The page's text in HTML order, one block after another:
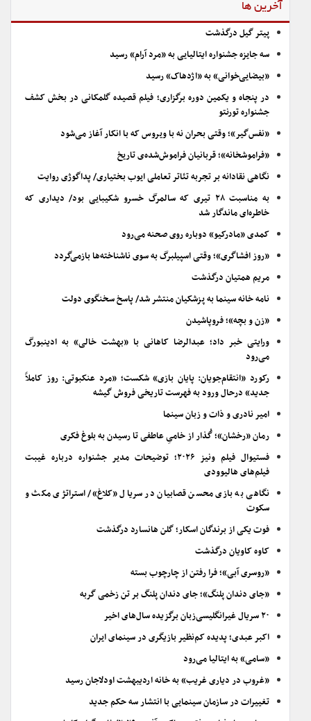
آخرین ها
پیتر گیل درگذشت
سه جایزه جشنواره ایتالیایی به «مرد آرام» رسید
«بیضایی‌خوانی» به «اژدهاک» رسید
در پنجاه و یکمین دوره برگزاری؛ فیلم قصیده گلمکانی در بخش کشف
جشنواره تورنتو
«نفس‌گیر»؛ وقتی بحران نه با ویروس که با انکار آغاز می‌شود
«فراموشخانه»؛ قربانیان فراموش‌شده‌ی تاریخ
نگاهی نقادانه بر تجربه تئاتر تعاملی ایوب بختیاری/ پداگوژی روایت
به مناسبت ۲۸ تیری که سالمرگ خسرو شکیبایی بود/ دیداری که
خاطره‌ای ماندگار شد
کمدی «مادرکیو» دوباره روی صحنه می‌رود
«روز افشاگری»؛ وقتی اسپیلبرگ به سوی ناشناخته‌ها بازمی‌گردد
مریم همتیان درگذشت
نامه خانه سینما به پزشکیان منتشر شد/ پاسخ سخنگوی دولت
«زن و بچه»؛ فروپاشیدن
ورایتی خبر داد؛ عبدالرضا کاهانی با «بهشت خالی» به ادینبورگ
می‌رود
رکورد «انتقام‌جویان: پایان بازی» شکست؛ «مرد عنکبوتی: روز کاملاً
جدید» درحال ورود به فهرست تاریخی فروش گیشه
امیر نادری و ذات و زبان سینما
رمان «رخشان»؛ گُذار از خامیِ عاطفی تا رسیدن به بلوغ فکری
فستیوال فیلم ونیز ۲۰۲۶؛ توضیحات مدیر جشنواره درباره غیبت
فیلم‌های هالیوودی
نگاهی به بازی محسن قصابیان در سریال «کلاغ»/ استراتژی مکث و
سکوت
فوت یکی از برندگان اسکار؛ گلن هانسارد درگذشت
کاوه کاویان درگذشت
«روسری آبی»؛ فرا رفتن از چارچوب بسته
«جای دندان پلنگ»؛ جای دندان پلنگ بر تن زخمی گربه
۲۰ سریال غیرانگلیسی‌زبان برگزیده سال‌های اخیر
اکبر عبدی؛ پدیده کم‌نظیر بازیگری در سینمای ایران
«سامی» به ایتالیا می‌رود
«غروب در دیاری غریب» به خانه اردیبهشت اودلاجان رسید
تغییرات در سازمان سینمایی با انتشار سه حکم جدید